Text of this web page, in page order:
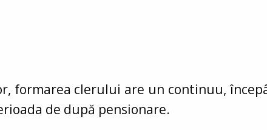
formarea clerului are un continuu,
de după pensionare.